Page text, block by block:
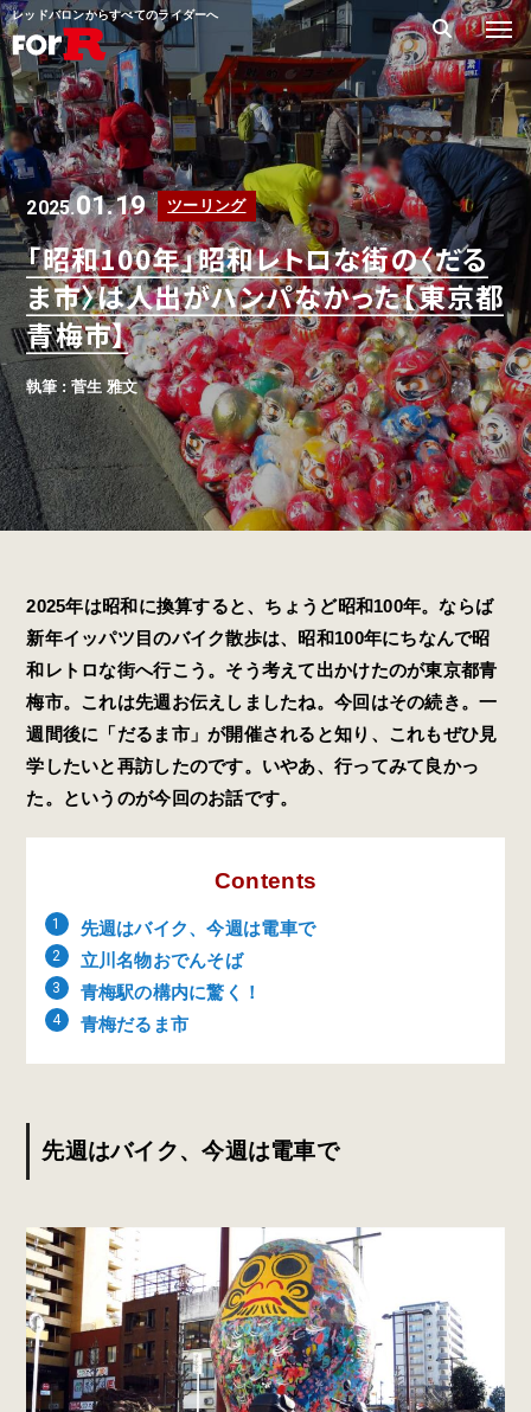
レッドバロンからすべてのライダーへ
2025.01.19 ツーリング
「昭和100年」昭和レトロな街の〈だる
ま市〉は人出がハンパなかった【東京都
青梅市】
執筆 : 菅生 雅文
2025年は昭和に換算すると、ちょうど昭和100年。ならば
新年イッパツ目のバイク散歩は、昭和100年にちなんで昭
和レトロな街へ行こう。そう考えて出かけたのが東京都青
梅市。これは先週お伝えしましたね。今回はその続き。一
週間後に「だるま市」が開催されると知り、これもぜひ見
学したいと再訪したのです。いやあ、行ってみて良かっ
た。というのが今回のお話です。
Contents
先週はバイク、今週は電車で
立川名物おでんそば
青梅駅の構内に驚く！
青梅だるま市
先週はバイク、今週は電車で